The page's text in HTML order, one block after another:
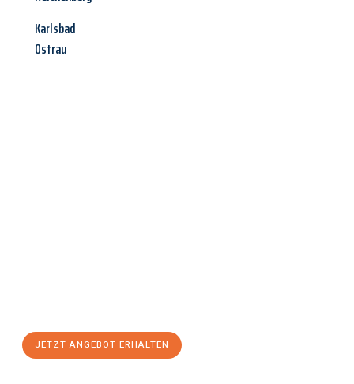
Karlsbad
Ostrau
JETZT ANGEBOT ERHALTEN